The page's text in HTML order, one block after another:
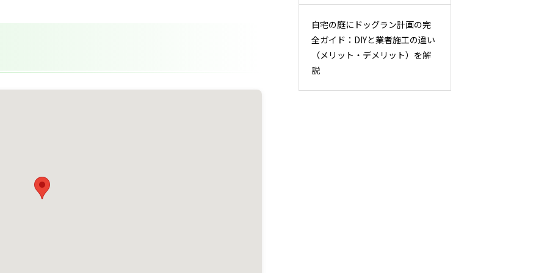
自宅の庭にドッグラン計画の完
全ガイド：DIYと業者施工の違い
（メリット・デメリット）を解
説